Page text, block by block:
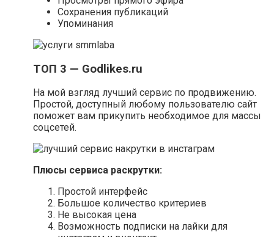
Сохранения публикаций
Упоминания
ТОП 3 — Godlikes.ru
На мой взгляд лучший сервис по продвижению.
Простой, доступный любому пользователю сайт
поможет вам прикупить необходимое для массы
соцсетей.
Плюсы сервиса раскрутки:
Простой интерфейс
Большое количество критериев
Не высокая цена
Возможность подписки на лайки для